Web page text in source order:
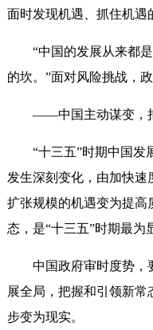
面时发现机遇、抓住机遇
“中国的发展从来都是
的坎。”面对风险挑战，
——中国主动谋变，把
“十三五”时期中国发
发生深刻变化，由加快速
扩张规模的机遇变为提高
态，是“十三五”时期最为
中国政府审时度势，
展全局，把握和引领新常
步变为现实。